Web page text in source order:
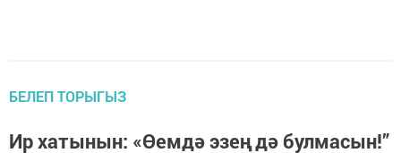
БЕЛЕП ТОРЫГЫЗ
Ир хатынын: «Өемдә эзең дә булмасын!”